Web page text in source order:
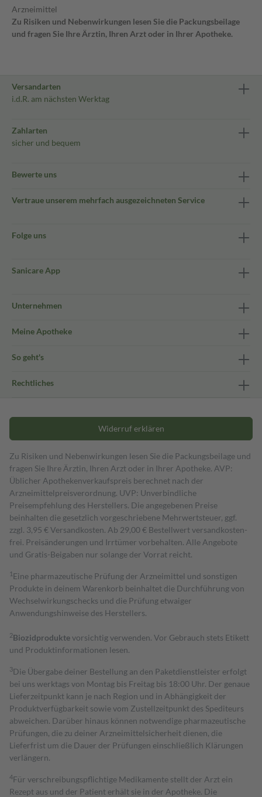
Arzneimittel
Zu Risiken und Nebenwirkungen lesen Sie die Packungsbeilage
und fragen Sie Ihre Ärztin, Ihren Arzt oder in Ihrer Apotheke.
Versandarten
i.d.R. am nächsten Werktag
Zahlarten
sicher und bequem
Bewerte uns
Vertraue unserem mehrfach ausgezeichneten Service
Folge uns
Sanicare App
Unternehmen
Meine Apotheke
So geht's
Rechtliches
Widerruf erklären
Zu Risiken und Nebenwirkungen lesen Sie die Packungsbeilage und
fragen Sie Ihre Ärztin, Ihren Arzt oder in Ihrer Apotheke. AVP:
Üblicher Apothekenverkaufspreis berechnet nach der
Arzneimittelpreisverordnung. UVP: Unverbindliche
Preisempfehlung des Herstellers. Die angegebenen Preise
beinhalten die gesetzlich vorgeschriebene Mehrwertsteuer, ggf.
zzgl. 3,95 € Versandkosten. Ab 29,00 € Bestell­wert versand­kosten­
frei. Preisänderungen und Irrtümer vorbehalten. Alle Angebote
und Gratis-Beigaben nur solange der Vorrat reicht.
1 Eine pharmazeutische Prüfung der Arzneimittel und sonstigen
Produkte in deinem Warenkorb beinhaltet die Durchführung von
Wechselwirkungschecks und die Prüfung etwaiger
Anwendungshinweise des Herstellers.
2Biozidproduktevorsichtig verwenden. Vor Gebrauch stets Etikett
und Produktinformationen lesen.
3Die Übergabe deiner Bestellung an den Paketdienstleister erfolgt
bei uns werktags von Montag bis Freitag bis 18:00 Uhr. Der genaue
Lieferzeitpunkt kann je nach Region und in Abhängigkeit der
Produktverfügbarkeit sowie vom Zustellzeitpunkt des Spediteurs
abweichen. Darüber hinaus können notwendige pharmazeutische
Prüfungen, die zu deiner Arzneimittelsicherheit dienen, die
Lieferfrist um die Dauer der Prüfungen einschließlich Klärungen
verlängern.
4Für verschreibungspflichtige Medikamente stellt der Arzt ein
Rezept aus und der Patient erhält sie in der Apotheke. Die